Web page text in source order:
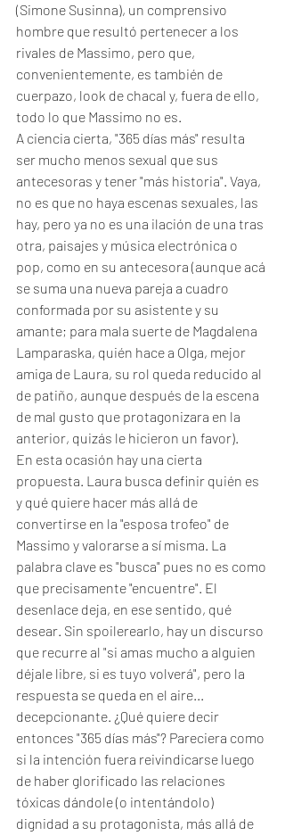
(Simone Susinna), un comprensivo
hombre que resultó pertenecer a los
rivales de Massimo, pero que,
convenientemente, es también de
cuerpazo, look de chacal y, fuera de ello,
todo lo que Massimo no es.
A ciencia cierta, "365 días más" resulta
ser mucho menos sexual que sus
antecesoras y tener "más historia". Vaya,
no es que no haya escenas sexuales, las
hay, pero ya no es una ilación de una tras
otra, paisajes y música electrónica o
pop, como en su antecesora (aunque acá
se suma una nueva pareja a cuadro
conformada por su asistente y su
amante; para mala suerte de Magdalena
Lamparaska, quién hace a Olga, mejor
amiga de Laura, su rol queda reducido al
de patiño, aunque después de la escena
de mal gusto que protagonizara en la
anterior, quizás le hicieron un favor).
En esta ocasión hay una cierta
propuesta. Laura busca definir quién es
y qué quiere hacer más allá de
convertirse en la "esposa trofeo" de
Massimo y valorarse a sí misma. La
palabra clave es "busca" pues no es como
que precisamente "encuentre". El
desenlace deja, en ese sentido, qué
desear. Sin spoilerearlo, hay un discurso
que recurre al "si amas mucho a alguien
déjale libre, si es tuyo volverá", pero la
respuesta se queda en el aire...
decepcionante. ¿Qué quiere decir
entonces "365 días más"? Pareciera como
si la intención fuera reivindicarse luego
de haber glorificado las relaciones
tóxicas dándole (o intentándolo)
dignidad a su protagonista, más allá de